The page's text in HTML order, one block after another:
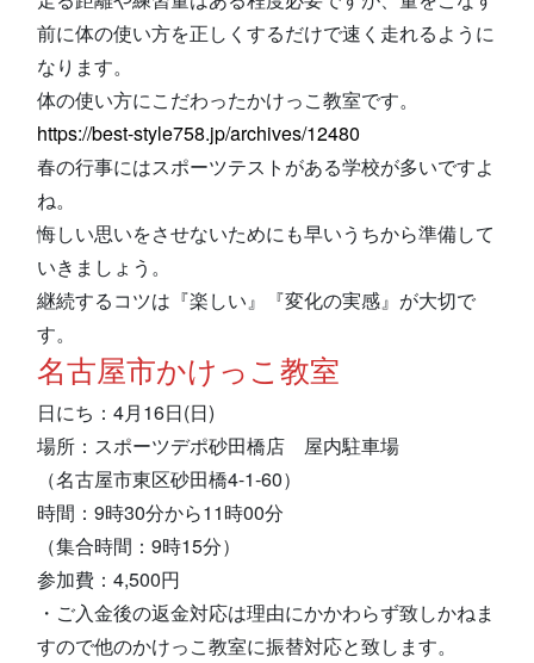
前に体の使い方を正しくするだけで速く走れるように
なります。
体の使い方にこだわったかけっこ教室です。
https://best-style758.jp/archives/12480
春の行事にはスポーツテストがある学校が多いですよ
ね。
悔しい思いをさせないためにも早いうちから準備して
いきましょう。
継続するコツは『楽しい』『変化の実感』が大切で
す。
名古屋市かけっこ教室
日にち：4月16日(日)
場所：スポーツデポ砂田橋店 屋内駐車場
（名古屋市東区砂田橋4-1‐60）
時間：9時30分から11時00分
（集合時間：9時15分）
参加費：4,500円
・ご入金後の返金対応は理由にかかわらず致しかねま
すので他のかけっこ教室に振替対応と致します。